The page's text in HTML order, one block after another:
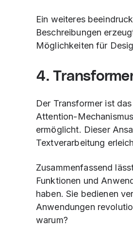
Ein weiteres
Beschreibungen
Möglichkeiten für
4.
Der Transformer ist
Attention-
ermöglicht. Dieser
Textverarbeitung
Zusammenfassend
Funktionen und
haben. Sie bedienen
Anwendungen
warum?